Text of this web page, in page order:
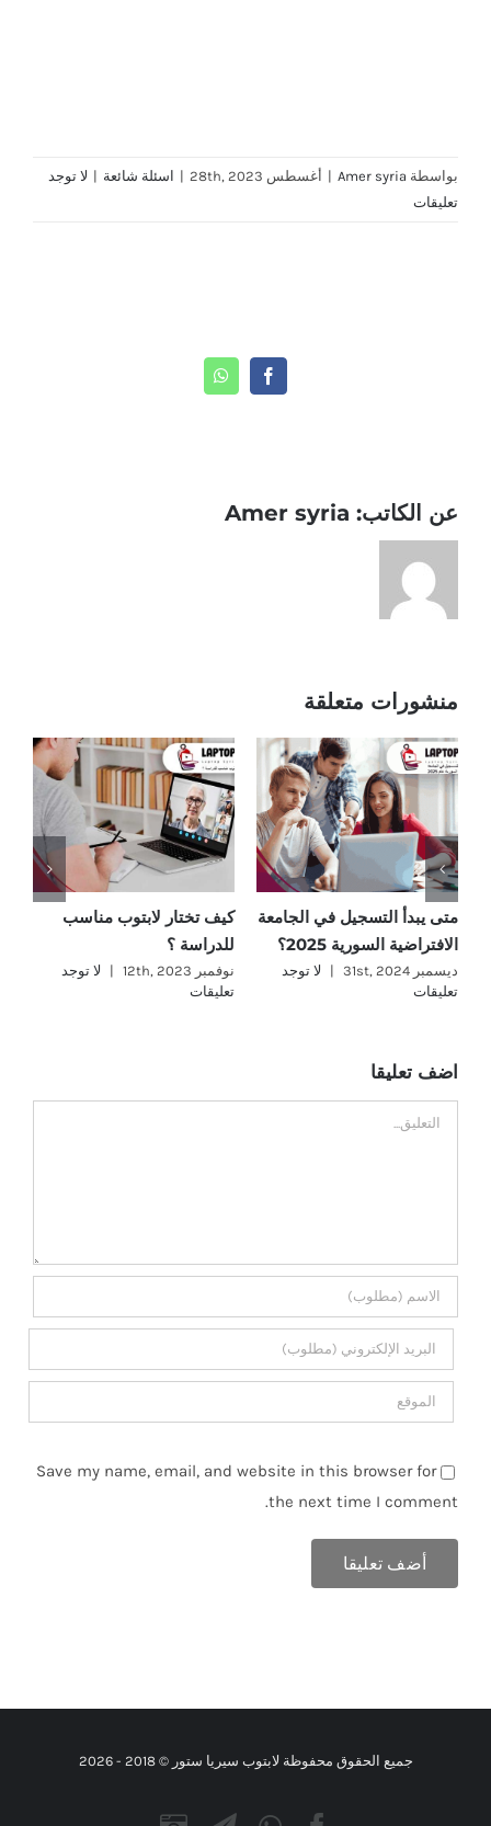
بواسطة Amer syria
| أغسطس 28th, 2023 | اسئلة شائعة | لا توجد
تعليقات
Facebook
WhatsApp
عن الكاتب: Amer syria
منشورات متعلقة
متى يبدأ التسجيل في الجامعة
الافتراضية السورية 2025؟
ديسمبر 31st, 2024 |
لا توجد
تعليقات
كيف تختار لابتوب مناسب
للدراسة ؟
نوفمبر 12th, 2023 |
لا توجد
تعليقات
اضف تعليقا
تعليق
Save my name, email, and website in this browser for
the next time I comment.
جميع الحقوق محفوظة لابتوب سيريا ستور © 2018 - 2026